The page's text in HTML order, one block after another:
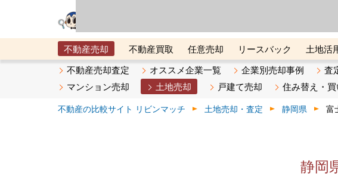
不動産売却 不動産買取 任意売却 リースバック 土地活
メタ住宅展示場
ベスト不動産カンパニー オンライン講座 リ
不動産売却査定 オススメ企業一覧 企業別売却事例 査
マンション売却
土地売却 戸建て売却 住み替え・買
不動産の比較サイト リビンマッチ 土地売却・査定 静岡県 富
静岡